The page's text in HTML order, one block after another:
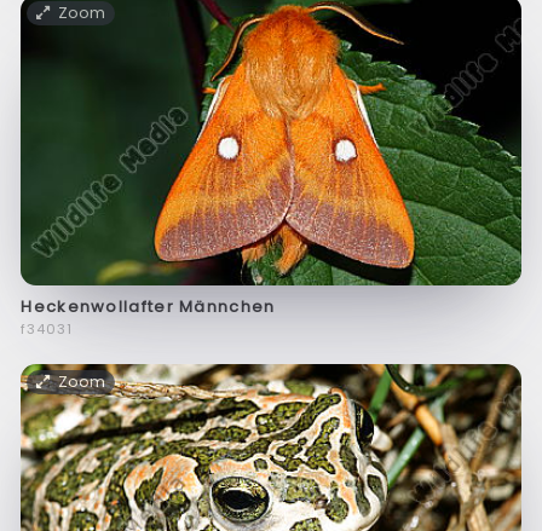
Zoom
Heckenwollafter Männchen
f34031
Zoom